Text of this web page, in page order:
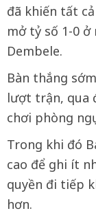
đã khiến tất
mở tỷ số 1-0
Dembele.
Bàn thắng
lượt trận, qua
chơi phòng
Trong khi đó
cao để ghi ít
quyền đi tiếp
hơn.